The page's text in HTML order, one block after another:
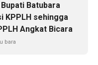
Batubara
KPPLH sehingga
Angkat Bicara
bara